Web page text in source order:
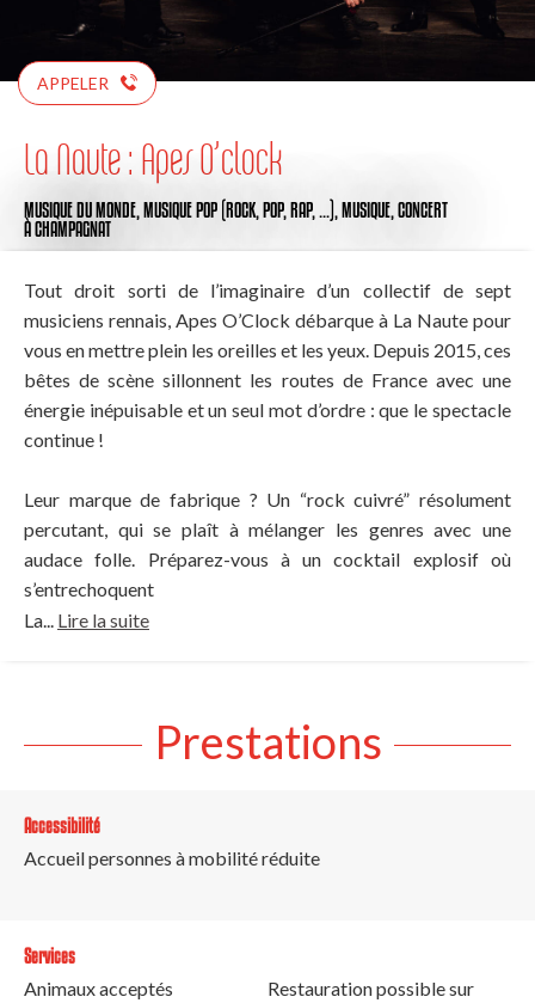
APPELER
La Naute : Apes O’clock
MUSIQUE DU MONDE, MUSIQUE POP (ROCK, POP, RAP, …), MUSIQUE, CONCERT
À CHAMPAGNAT
Tout droit sorti de l’imaginaire d’un collectif de sept
musiciens rennais, Apes O’Clock débarque à La Naute pour
vous en mettre plein les oreilles et les yeux. Depuis 2015, ces
bêtes de scène sillonnent les routes de France avec une
énergie inépuisable et un seul mot d’ordre : que le spectacle
continue !
Leur marque de fabrique ? Un “rock cuivré” résolument
percutant, qui se plaît à mélanger les genres avec une
audace folle. Préparez-vous à un cocktail explosif où
s’entrechoquent
La... Lire la suite
Prestations
Accessibilité
Accueil personnes à mobilité réduite
Services
Animaux acceptés
Restauration possible sur